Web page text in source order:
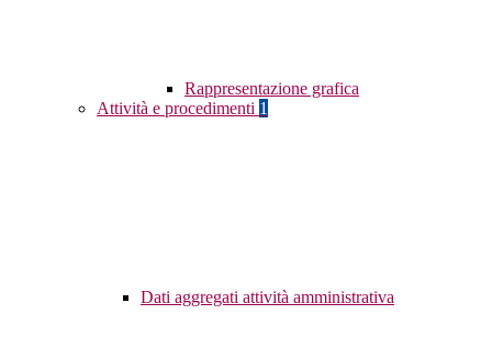
Rappresentazione grafica
Attività e procedimenti 1
Dati aggregati attività amministrativa